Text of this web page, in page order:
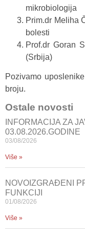
mikrobiologija
Prim.dr Meliha
bolesti
Prof.dr
(Srbija)
Pozivamo
broju.
Ostale novosti
INFORMACIJA ZA
03.08.2026.GODINE
03/08/2026
Više »
NOVOIZGRAĐENI
FUNKCIJI
01/08/2026
Više »